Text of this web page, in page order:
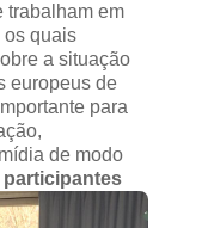
trabalham em
os quais
a situação
europeus de
para
de modo